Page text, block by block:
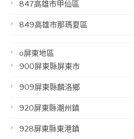
847高雄市甲仙區
849高雄市那瑪夏區
o屏東地區
900屏東縣屏東市
909屏東縣麟洛鄉
920屏東縣潮州鎮
928屏東縣東港鎮